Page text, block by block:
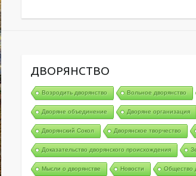
ДВОРЯНСТВО
Возродить дворянство Вольное дворянство
Дворяне объединение Дворяне организация
Дворянский Сокол Дворянское творчество
Доказательство дворянского происхождения
Мысли о дворянстве Новости Общество